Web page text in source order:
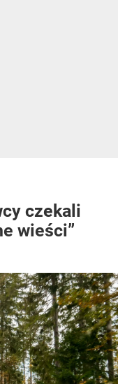
czekali
wieści”